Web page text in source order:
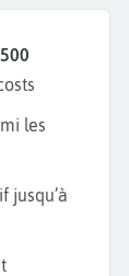
les
jusqu’à